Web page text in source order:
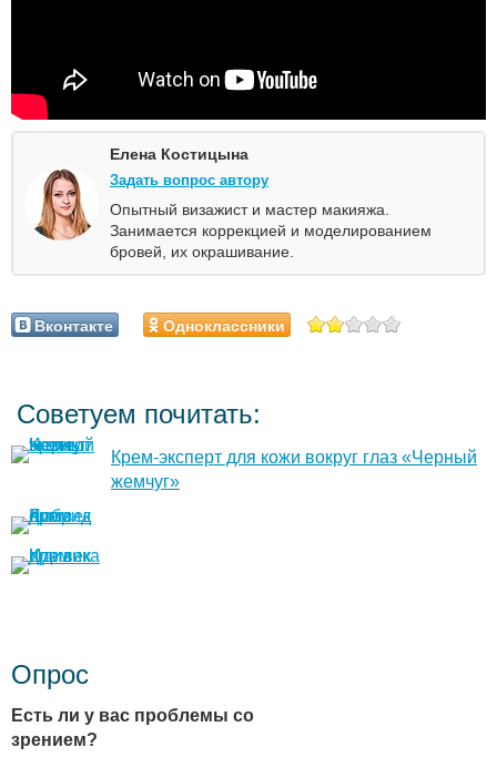
Елена Костицына
Задать вопрос автору
Опытный визажист и мастер макияжа.
Занимается коррекцией и моделированием
бровей, их окрашивание.
Вконтакте Одноклассники
Советуем почитать:
Крем-эксперт для кожи вокруг глаз «Черный
жемчуг»
Опрос
Есть ли у вас проблемы со
зрением?